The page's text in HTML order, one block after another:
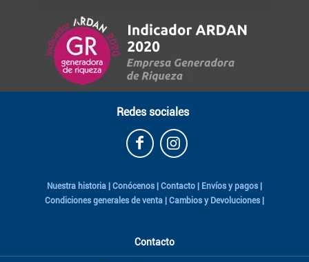
Redes sociales
Nuestra historia | Conócenos | Contacto | Envíos y pagos |
Condiciones generales de venta | Cambios y Devoluciones |
Contacto